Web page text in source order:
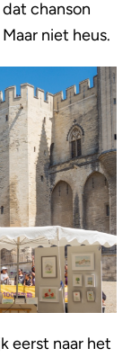
chanson
niet heus.
eerst naar het